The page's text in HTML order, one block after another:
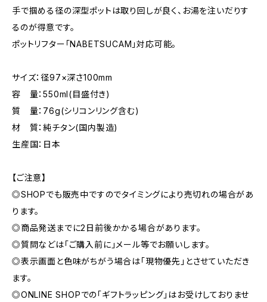
手で掴める径の深型ポットは取り回しが良く、お湯を注いだりす
るのが得意です。
ポットリフター「NABETSUCAM」対応可能。
サイズ：径97×深さ100mm
容 量：550ml(目盛付き)
質 量：76g(シリコンリング含む)
材 質：純チタン(国内製造)
生産国：日本
【ご注意】
◎SHOPでも販売中ですのでタイミングにより売切れの場合があ
ります。
◎商品発送までに2日前後かかる場合があります。
◎質問などは「ご購入前に」メール等でお願いします。
◎表示画面と色味がちがう場合は「現物優先」とさせていただき
ます。
◎ONLINE SHOPでの「ギフトラッピング」はお受けしておりませ